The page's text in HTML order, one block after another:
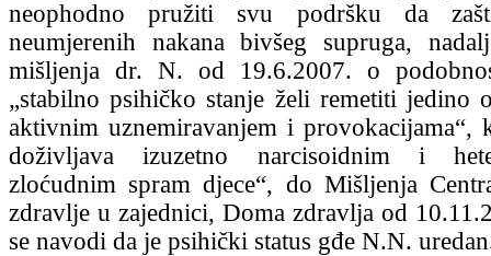
neophodno pružiti svu podršku da
neumjerenih nakana bivšeg supruga,
mišljenja dr. N. od 19.6.2007. o
„stabilno psihičko stanje želi remetiti jedino
aktivnim uznemiravanjem i provokacijama“,
doživljava izuzetno narcisoidnim i
zloćudnim spram djece“, do Mišljenja
zdravlje u zajednici, Doma zdravlja od
se navodi da je psihički status gđe N.N.